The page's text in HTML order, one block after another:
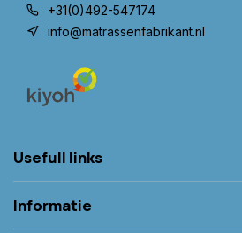
+31(0)492-547174
info@matrassenfabrikant.nl
Usefull links
Informatie